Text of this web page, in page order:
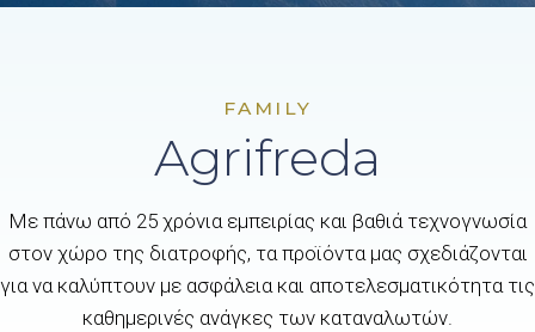
FAMILY
Agrifreda
Με πάνω από 25 χρόνια εμπειρίας και βαθιά τεχνογνωσία
στον χώρο της διατροφής, τα προϊόντα μας σχεδιάζονται
για να καλύπτουν με ασφάλεια και αποτελεσματικότητα τις
καθημερινές ανάγκες των καταναλωτών.